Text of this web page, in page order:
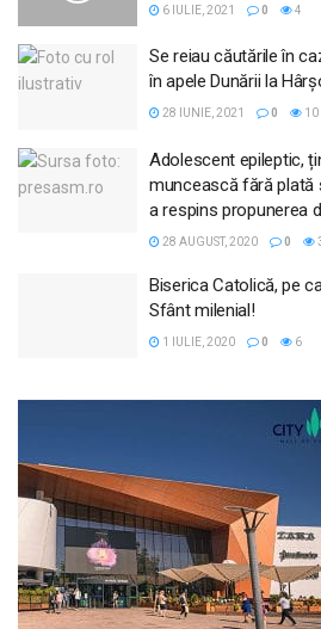
6 IULIE, 2021 0 4
Se reiau căutările în
în apele Dunării la
28 IUNIE, 2021 0 10
Adolescent epileptic,
muncească fără plată
a respins propunerea
28 AUGUST, 2020 0
Biserica Catolică, pe
Sfânt milenial!
1 IULIE, 2020 0 6